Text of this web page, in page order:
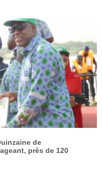
de
près de 120